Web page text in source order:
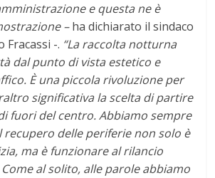
e questa ne è
–ha dichiarato il sindaco
Fracassi -. “La raccolta notturna
dal punto di vista estetico e
È una piccola rivoluzione per
significativa la scelta di partire
fuori del centro. Abbiamo sempre
recupero delle periferie non solo è
ma è funzionare al rilancio
al solito, alle parole abbiamo